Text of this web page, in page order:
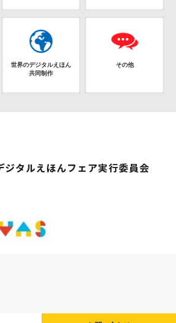
世界のデジタルえほん
共同制作
その他